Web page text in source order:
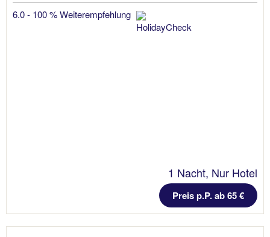
6.0 - 100 % Weiterempfehlung
1 Nacht, Nur Hotel
Preis p.P. ab 65 €